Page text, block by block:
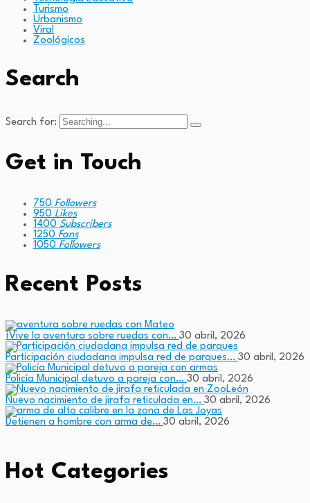
Turismo
Urbanismo
Viral
Zoológicos
Search
Search for:
Get in Touch
750 Followers
950 Likes
1400 Subscribers
1250 Fans
1050 Followers
Recent Posts
¡Vive la aventura sobre ruedas con… 30 abril, 2026
Participación ciudadana impulsa red de parques… 30 abril, 2026
Policía Municipal detuvo a pareja con… 30 abril, 2026
Nuevo nacimiento de jirafa reticulada en… 30 abril, 2026
Detienen a hombre con arma de… 30 abril, 2026
Hot Categories